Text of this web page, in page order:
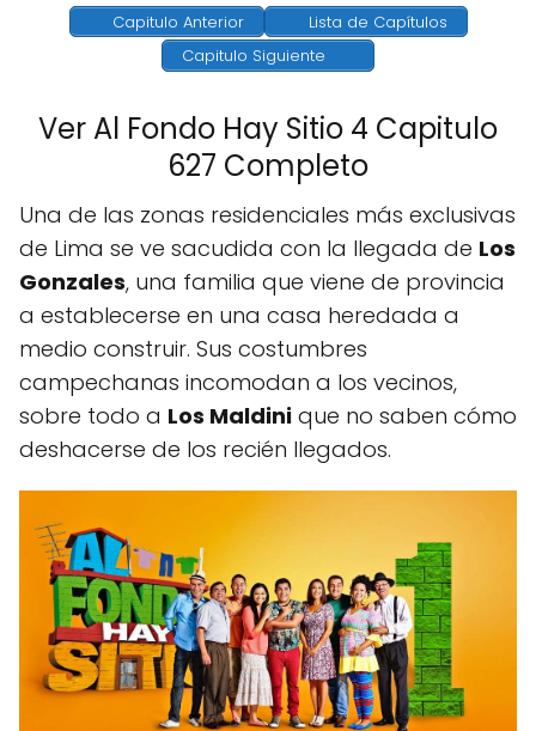
Capitulo Anterior
Lista de Capítulos
Capitulo Siguiente
Ver Al Fondo Hay Sitio 4 Capitulo
627 Completo
Una de las zonas residenciales más exclusivas
de Lima se ve sacudida con la llegada de Los
Gonzales, una familia que viene de provincia
a establecerse en una casa heredada a
medio construir. Sus costumbres
campechanas incomodan a los vecinos,
sobre todo a Los Maldini que no saben cómo
deshacerse de los recién llegados.